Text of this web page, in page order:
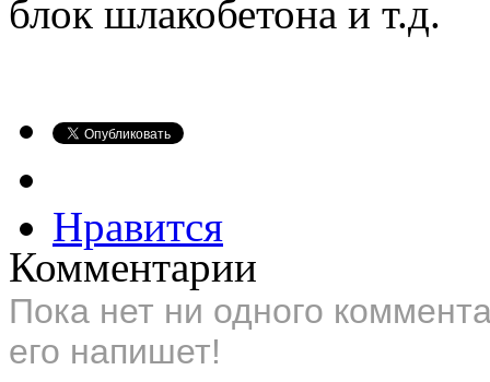
блок шлакобетона и т.д.
Нравится
Комментарии
Пока нет ни одного
его напишет!